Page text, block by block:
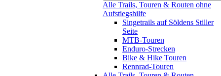
Alle Trails, Touren & Routen ohne
Aufstiegshilfe
Singetrails auf Söldens Stiller
Seite
MTB-Touren
Enduro-Strecken
Bike & Hike Touren
Rennrad-Touren